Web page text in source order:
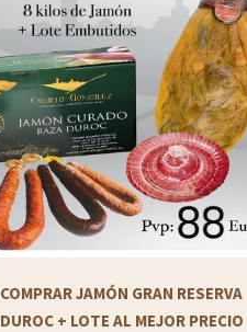
COMPRAR JAMÓN GRAN RESERVA
DUROC + LOTE AL MEJOR PRECIO